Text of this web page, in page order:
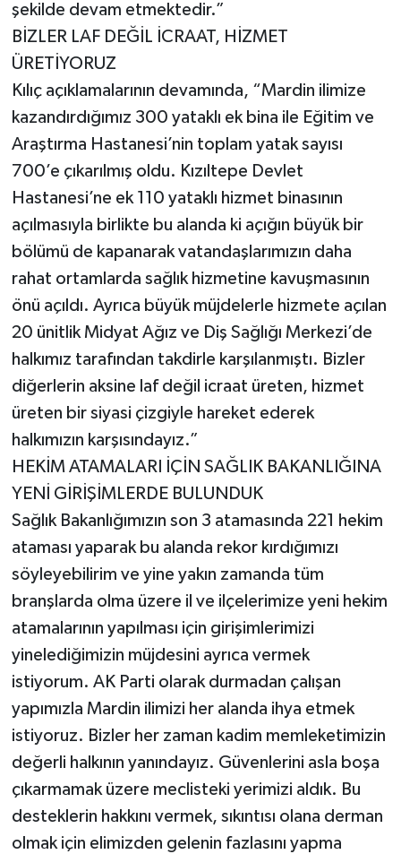
şekilde devam etmektedir.”
BİZLER LAF DEĞİL İCRAAT, HİZMET
ÜRETİYORUZ
Kılıç açıklamalarının devamında, “Mardin ilimize
kazandırdığımız 300 yataklı ek bina ile Eğitim ve
Araştırma Hastanesi’nin toplam yatak sayısı
700’e çıkarılmış oldu. Kızıltepe Devlet
Hastanesi’ne ek 110 yataklı hizmet binasının
açılmasıyla birlikte bu alanda ki açığın büyük bir
bölümü de kapanarak vatandaşlarımızın daha
rahat ortamlarda sağlık hizmetine kavuşmasının
önü açıldı. Ayrıca büyük müjdelerle hizmete açılan
20 ünitlik Midyat Ağız ve Diş Sağlığı Merkezi’de
halkımız tarafından takdirle karşılanmıştı. Bizler
diğerlerin aksine laf değil icraat üreten, hizmet
üreten bir siyasi çizgiyle hareket ederek
halkımızın karşısındayız.”
HEKİM ATAMALARI İÇİN SAĞLIK BAKANLIĞINA
YENİ GİRİŞİMLERDE BULUNDUK
Sağlık Bakanlığımızın son 3 atamasında 221 hekim
ataması yaparak bu alanda rekor kırdığımızı
söyleyebilirim ve yine yakın zamanda tüm
branşlarda olma üzere il ve ilçelerimize yeni hekim
atamalarının yapılması için girişimlerimizi
yinelediğimizin müjdesini ayrıca vermek
istiyorum. AK Parti olarak durmadan çalışan
yapımızla Mardin ilimizi her alanda ihya etmek
istiyoruz. Bizler her zaman kadim memleketimizin
değerli halkının yanındayız. Güvenlerini asla boşa
çıkarmamak üzere meclisteki yerimizi aldık. Bu
desteklerin hakkını vermek, sıkıntısı olana derman
olmak için elimizden gelenin fazlasını yapma